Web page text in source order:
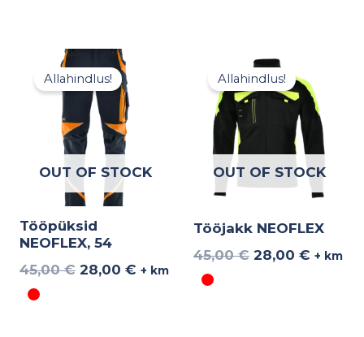
OUT OF STOCK
Allahindlus!
Tööpüksid
NEOFLEX, 54
45,00€
Algne
hind
oli:
45,00 €.
28,00 € + km
OUT OF STOCK
Allahindlus!
Tööjakk NEOFLEX
45,00€
Algne
hind
oli:
45,00 €.
28,00 €
on:
28,00
+ km